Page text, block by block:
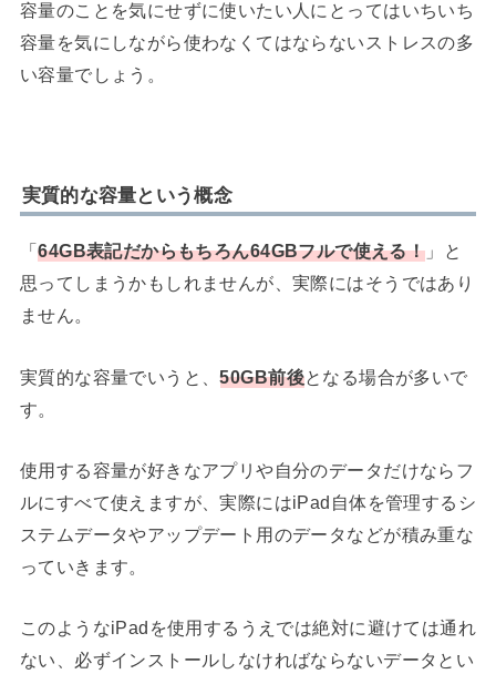
容量のことを気にせずに使いたい人にとってはいちいち
容量を気にしながら使わなくてはならないストレスの多
い容量でしょう。
実質的な容量という概念
「64GB表記だからもちろん64GBフルで使える！ 」と
思ってしまうかもしれませんが、実際にはそうではあり
ません。
実質的な容量でいうと、50GB前後となる場合が多いで
す。
使用する容量が好きなアプリや自分のデータだけならフ
ルにすべて使えますが、実際にはiPad自体を管理するシ
ステムデータやアップデート用のデータなどが積み重な
っていきます。
このようなiPadを使用するうえでは絶対に避けては通れ
ない、必ずインストールしなければならないデータとい